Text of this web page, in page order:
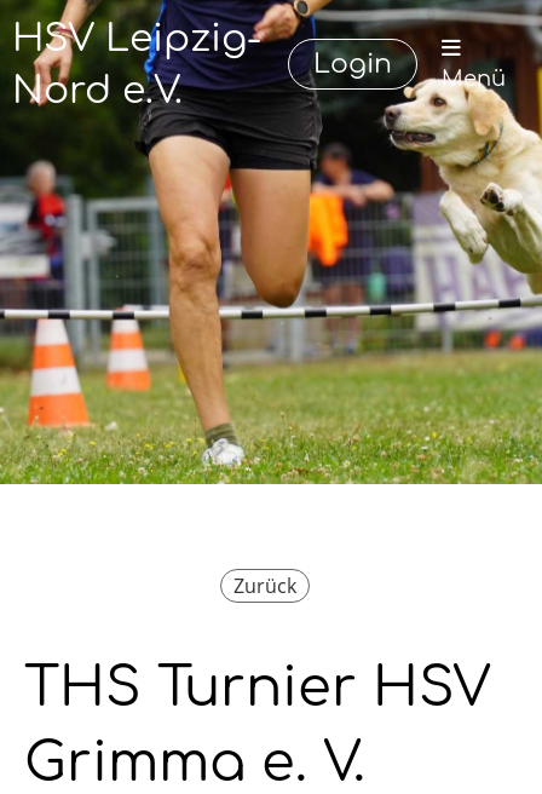
HSV Leipzig-
Nord e.V.
Login Menü
Zurück
THS Turnier HSV
Grimma e. V.